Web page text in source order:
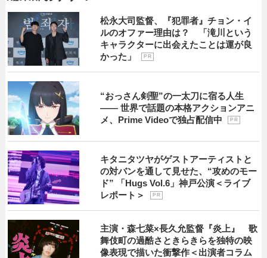
松永大司監督、『犯罪者』チョン・イ
ルのオファー理由は？ 「滝川という
キャラクターに出会えたことは運が良
かった」
P R
“おっさん剣聖”の一太刀に宿る人生
―― 世界で話題の本格アクションアニ
メ、Prime Videoで独占配信中
P R
キタニタツヤがゲストアーティストと
の対バンを通して見せた、“攻めのモー
ド” 「Hugs Vol.6」神戸公演＜ライブ
レポート＞
P R
主演・森七菜×長久允監督『炎上』 歌
舞伎町の過酷さときらきらを独特の映
像表現で描いた衝撃作＜出演者コラム